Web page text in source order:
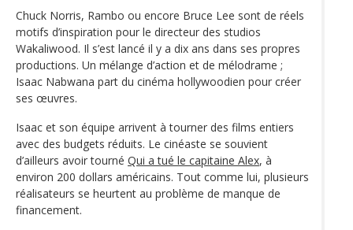
Chuck Norris, Rambo ou encore Bruce Lee sont de réels
motifs d’inspiration pour le directeur des studios
Wakaliwood. Il s’est lancé il y a dix ans dans ses propres
productions. Un mélange d’action et de mélodrame ;
Isaac Nabwana part du cinéma hollywoodien pour créer
ses œuvres.
Isaac et son équipe arrivent à tourner des films entiers
avec des budgets réduits. Le cinéaste se souvient
d’ailleurs avoir tourné Qui a tué le capitaine Alex, à
environ 200 dollars américains. Tout comme lui, plusieurs
réalisateurs se heurtent au problème de manque de
financement.